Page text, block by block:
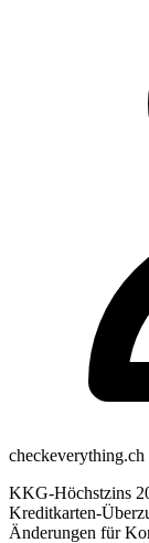
checkeverything.ch
KKG-Höchstzins
Kreditkarten-
Änderungen für